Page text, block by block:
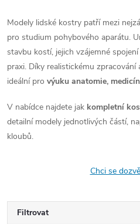
Modely lidské kostry patří mezi
pro studium pohybového aparátu.
stavbu kostí, jejich vzájemné
praxi. Díky realistickému
ideální pro výuku anatomie,
V nabídce najdete jak kompletní
detailní modely jednotlivých částí,
kloubů.
Chci se
Filtrovat